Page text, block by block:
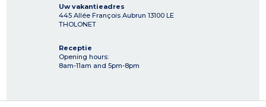
Uw vakantieadres
445 Allée François Aubrun 13100 LE
THOLONET
Receptie
Opening hours:
8am-11am and 5pm-8pm